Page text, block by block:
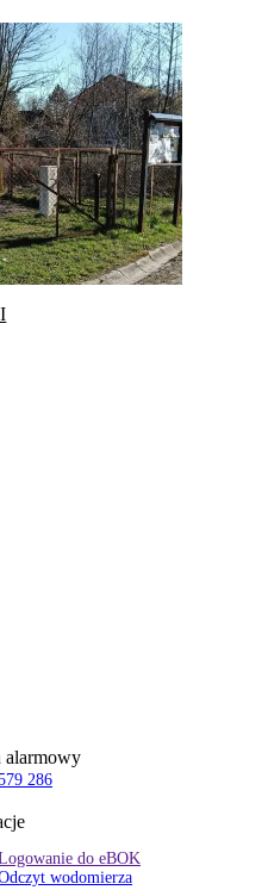
alarmowy
286
do eBOK
wodomierza